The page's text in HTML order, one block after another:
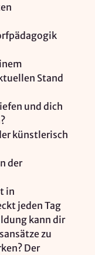
Stand
und dich
künstlerisch
der
in
jeden Tag
kann dir
zu
Der
zusätzliche
nur nach Ihrer